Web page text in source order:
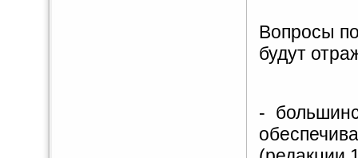
Вопросы
будут
-